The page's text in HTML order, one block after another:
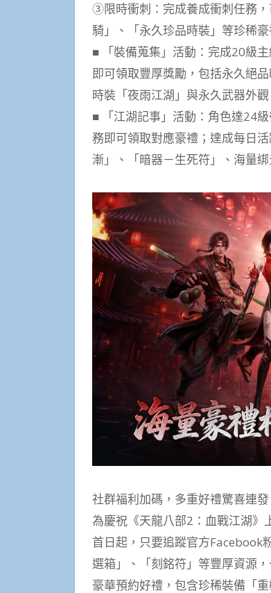
③限時衝刺：完成養成衝刺任務
騎」、「永久珍品時裝」等珍稀豪
■ 「裝備蒐集」活動：完成20級
即可領取豐厚獎勵，包括永久絕
時裝「夜雨江湖」與永久武器外
■ 「江湖記事」活動：角色達24
務即可領取對應豪禮；達成每日
漸」、「暗器－生死符」、海量
社群福利加碼，多重好禮驚喜連發
為慶祝《天龍八部2：血戰江湖》
首日起，只要追蹤官方Facebook
選箱」、「刻銘符」等豐厚資源
豪華預約好禮，包含珍稀裝備「